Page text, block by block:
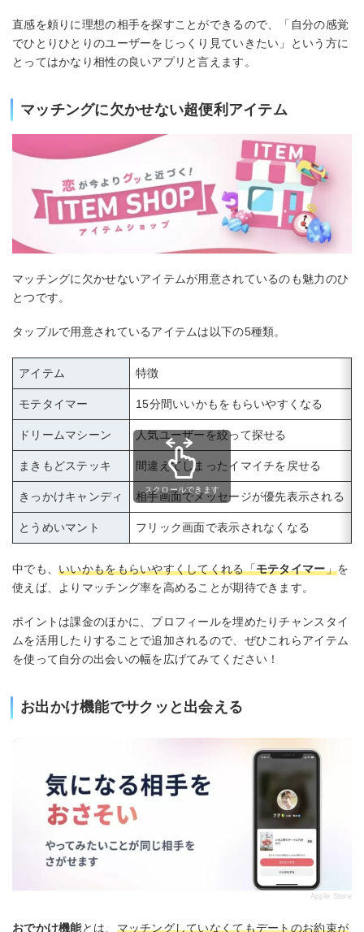
直感を頼りに理想の相手を探すことができるので、「自分の感覚
でひとりひとりのユーザーをじっくり見ていきたい」という方に
とってはかなり相性の良いアプリと言えます。
マッチングに欠かせない超便利アイテム
マッチングに欠かせないアイテムが用意されているのも魅力のひ
とつです。
タップルで用意されているアイテムは以下の5種類。
アイテム 特徴
モテタイマー 15分間いいかもをもらいやすくなる
ドリームマシーン 人気ユーザーを絞って探せる
まきもどステッキ 間違えてしまったイマイチを戻せる
きっかけキャンディ 相手画面でメッセージが優先表示される
とうめいマント フリック画面で表示されなくなる
スクロールできます
中でも、いいかもをもらいやすくしてくれる「モテタイマー」を
使えば、よりマッチング率を高めることが期待できます。
ポイントは課金のほかに、プロフィールを埋めたりチャンスタイ
ムを活用したりすることで追加されるので、ぜひこれらアイテム
を使って自分の出会いの幅を広げてみてください！
お出かけ機能でサクッと出会える
Apple Store
おでかけ機能とは、 マッチングしていなくてもデートのお約束が